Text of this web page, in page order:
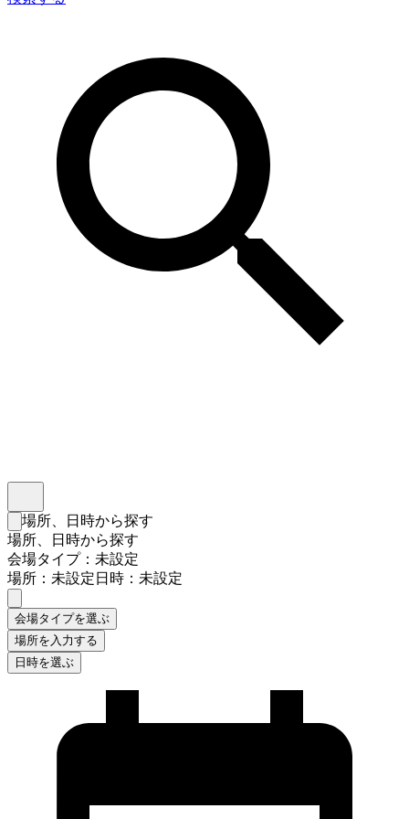
検索フォームを閉じる
場所、日時から探す
場所、日時から探す
会場タイプ：未設定
場所：未設定日時：未設定
会場タイプを選ぶ
場所を入力する
日時を選ぶ